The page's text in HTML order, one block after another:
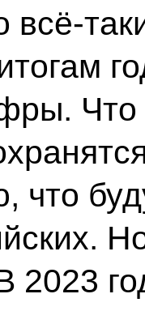
всё-
Что
что
2023